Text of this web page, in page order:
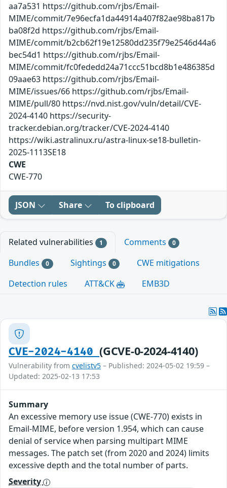
aa7a531 https://github.com/rjbs/Email-
MIME/commit/7e96ecfa1da44914a407f82ae98ba817b
ba08f2d https://github.com/rjbs/Email-
MIME/commit/b2cb62f19e12580dd235f79e2546d44a6
bec54d1 https://github.com/rjbs/Email-
MIME/commit/fc0fededd24a71ccc51bcd8b1e486385d
09aae63 https://github.com/rjbs/Email-
MIME/issues/66 https://github.com/rjbs/Email-
MIME/pull/80 https://nvd.nist.gov/vuln/detail/CVE-
2024-4140 https://security-
tracker.debian.org/tracker/CVE-2024-4140
https://wiki.astralinux.ru/astra-linux-se18-bulletin-
2025-1113SE18
CWE
CWE-770
JSON Share To clipboard
Related vulnerabilities 1 Comments 0
Bundles 0 Sightings 0
CWE mitigations
Detection rules
ATT&CK EMB3D
CVE-2024-4140(GCVE-0-2024-4140)
Vulnerability from cvelistv5 – Published: 2024-05-02 19:59 –
Updated: 2025-02-13 17:53
Summary
An excessive memory use issue (CWE-770) exists in
Email-MIME, before version 1.954, which can cause
denial of service when parsing multipart MIME
messages. The patch set (from 2020 and 2024) limits
excessive depth and the total number of parts.
Severity